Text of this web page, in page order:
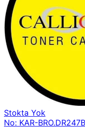
Stokta Yok
No: KAR-